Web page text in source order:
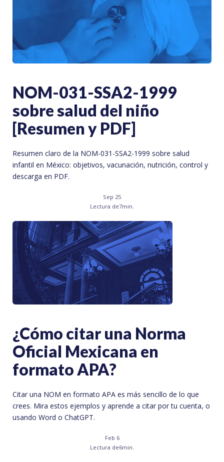
NOM-031-SSA2-1999
sobre salud del niño
[Resumen y PDF]
Resumen claro de la NOM-031-SSA2-1999 sobre salud
infantil en México: objetivos, vacunación, nutrición, control y
descarga en PDF.
Sep 25
Lectura de7min.
¿Cómo citar una Norma
Oficial Mexicana en
formato APA?
Citar una NOM en formato APA es más sencillo de lo que
crees. Mira estos ejemplos y aprende a citar por tu cuenta, o
usando Word o ChatGPT.
Feb 6
Lectura de6min.